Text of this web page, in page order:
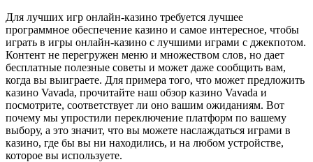
Для лучших игр онлайн-казино требуется лучшее
программное обеспечение казино и самое интересное, чтобы
играть в игры онлайн-казино с лучшими играми с джекпотом.
Контент не перегружен меню и множеством слов, но дает
бесплатные полезные советы и может даже сообщить вам,
когда вы выиграете. Для примера того, что может предложить
казино Vavada, прочитайте наш обзор казино Vavada и
посмотрите, соответствует ли оно вашим ожиданиям. Вот
почему мы упростили переключение платформ по вашему
выбору, а это значит, что вы можете наслаждаться играми в
казино, где бы вы ни находились, и на любом устройстве,
которое вы используете.